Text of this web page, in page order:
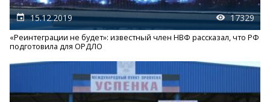
15.12.2019 17329
«Реинтеграции не будет»: известный член НВФ рассказал, что РФ
подготовила для ОРДЛО